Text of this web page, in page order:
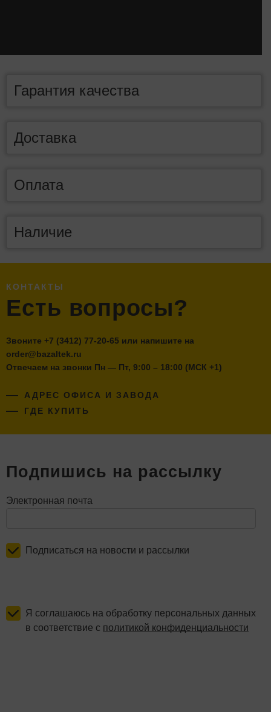
Гарантия качества
Доставка
Оплата
Наличие
КОНТАКТЫ
Есть вопросы?
Звоните +7 (3412) 77-20-65 или напишите на
order@bazaltek.ru
Отвечаем на звонки Пн — Пт, 9:00 – 18:00 (МСК +1)
АДРЕС ОФИСА И ЗАВОДА
ГДЕ КУПИТЬ
Подпишись на рассылку
Электронная почта
Подписаться на новости и рассылки
Я соглашаюсь на обработку персональных данных
в соответствие с политикой конфиденциальности